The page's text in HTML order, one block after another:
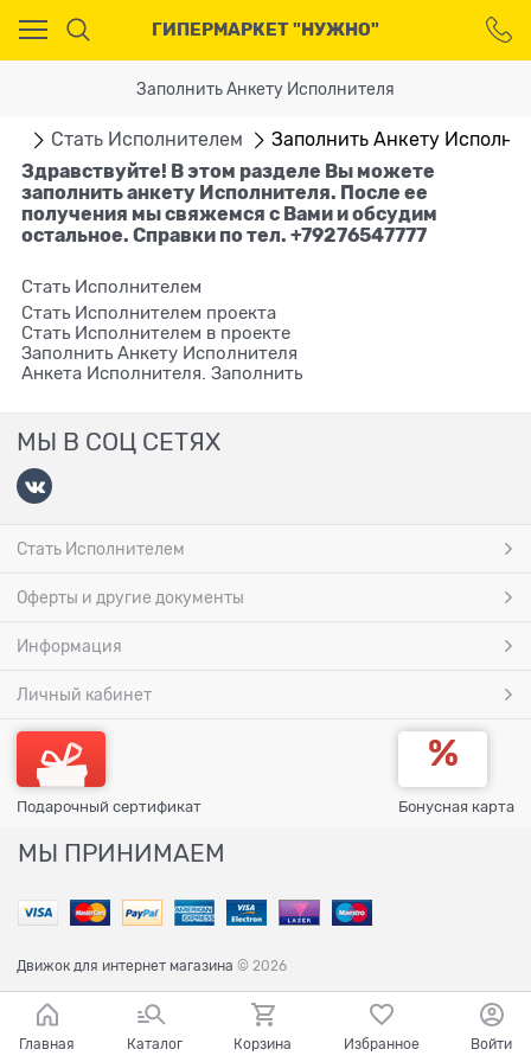
ГИПЕРМАРКЕТ "НУЖНО"
Заполнить Анкету Исполнителя
Стать Исполнителем Заполнить Анкету
Здравствуйте! В этом разделе Вы можете
заполнить анкету Исполнителя. После ее
получения мы свяжемся с Вами и обсудим
остальное. Справки по тел. +79276547777
Стать Исполнителем
Стать Исполнителем проекта
Cтать Исполнителем в проекте
Заполнить Анкету Исполнителя
Анкета Исполнителя. Заполнить
МЫ В СОЦ СЕТЯХ
Стать Исполнителем
Оферты и другие документы
Информация
Личный кабинет
Подарочный сертификат Бонусная карта
МЫ ПРИНИМАЕМ
Движок для интернет магазина © 2026
Главная Каталог Корзина Избранное Войти
Ваш город - Москва,
угадали?